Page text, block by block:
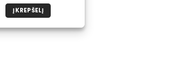
Į KREPŠELĮ